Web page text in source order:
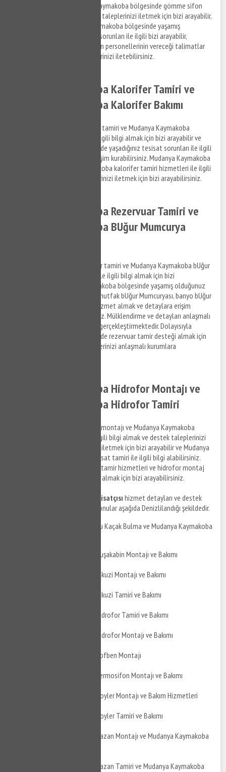
ilgili bilgi almak ve Mudanya Kaymakoba bölgesinde gömme sifon
tamir hizmeti hakkında destek taleplerinizi iletmek için bizi arayabilir,
bilgi alabilirsiniz. Mudanya Kaymakoba bölgesinde yaşamış
olduğumuz gömme rezervuar sorunları ile ilgili bizi arayabilir,
anlaşmalı olduğumuz firmaların personellerinin vereceği talimatlar
doğrultusunda hizmet taleplerinizi iletebilirsiniz.
Mudanya Kaymakoba Kalorifer Tamiri ve
Mudanya Kaymakoba Kalorifer Bakımı
Mudanya Kaymakoba kalorifer tamiri ve Mudanya Kaymakoba
kalorifer bakım hizmetleri ile ilgili bilgi almak için bizi arayabilir ve
Mudanya Kaymakoba bölgesinde yaşadığınız tesisat sorunları ile ilgili
detaylar hakkında bizimle iletişim kurabilirsiniz. Mudanya Kaymakoba
su tesisat ve Mudanya Kaymakoba kalorifer tamiri hizmetleri ile ilgili
bilgi almak için destek taleplerinizi iletmek için bizi arayabilirsiniz.
Mudanya Kaymakoba Rezervuar Tamiri ve
Mudanya Kaymakoba BUğur Mumcurya
Mudanya Kaymakoba rezervuar tamiri ve Mudanya Kaymakoba bUğur
Mumcurya montaj hizmetleri ile ilgili bilgi almak için bizi
arayabilirsiniz. Mudanya Kaymakoba bölgesinde yaşamış olduğunuz
gömme rezervuar arızaları ve mutfak bUğur Mumcuryası, banyo bUğur
Mumcuryası arızaları ile ilgili hizmet almak ve detaylara erişim
sağlamak için bizi arayabilirsiniz. Mülklendirme ve detayları anlaşmalı
olduğumuz firma personelleri gerçekleştirmektedir. Dolayısıyla
Mudanya Kaymakoba bölgesinde rezervuar tamir desteği almak için
bizi arayabilir ve destek taleplerinizi anlaşmalı kurumlara
Mudanya Kaymakoba Hidrofor Montajı ve
Mudanya Kaymakoba Hidrofor Tamiri
Mudanya Kaymakoba hidrofor montajı ve Mudanya Kaymakoba
hidrofor tamir hizmetleri ile ilgili bilgi almak ve destek taleplerinizi
anlaşmalı firma personellerine iletmek için bizi arayabilir ve Mudanya
Kaymakoba bölgesinde su tesisat tamiri ile ilgili bilgi alabilirsiniz.
Mudanya Kaymakoba hidrofor tamir hizmetleri ve hidrofor montaj
hizmetleri ile ilgili detaylı bilgi almak için bizi arayabilirsiniz.
Mudanya Kaymakoba su tesisatçısı hizmet detayları ve destek
taleplerinizi iletebileceğiniz konular aşağıda Denizlilandığı şekildedir.
Mudanya Kaymakoba Su Kaçak Bulma ve Mudanya Kaymakoba
Mudanya Kaymakoba Duşakabin Montajı ve Bakımı
Mudanya Kaymakoba Jakuzi Montajı ve Bakımı
Mudanya Kaymakoba Jakuzi Tamiri ve Bakımı
Mudanya Kaymakoba Hidrofor Tamiri ve Bakımı
Mudanya Kaymakoba Hidrofor Montajı ve Bakımı
Mudanya Kaymakoba Şofben Montajı
Mudanya Kaymakoba Termosifon Montajı ve Bakımı
Mudanya Kaymakoba Boyler Montajı ve Bakım Hizmetleri
Mudanya Kaymakoba Boyler Tamiri ve Bakımı
Mudanya Kaymakoba Kazan Montajı ve Mudanya Kaymakoba
Mudanya Kaymakoba Kazan Tamiri ve Mudanya Kaymakoba